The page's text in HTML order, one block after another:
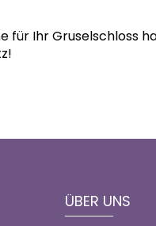
für Ihr Gruselschloss
ÜBER UNS